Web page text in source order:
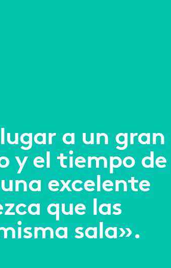
a un gran
y el tiempo de
excelente
que las
sala».